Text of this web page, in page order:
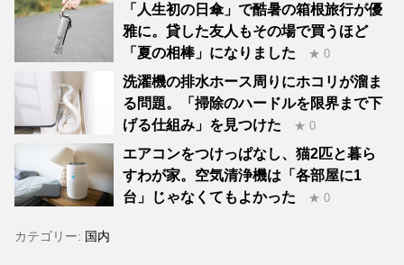
「人生初の日傘」で酷暑の箱根旅行が優
雅に。貸した友人もその場で買うほど
「夏の相棒」になりました
★ 0
洗濯機の排水ホース周りにホコリが溜ま
る問題。「掃除のハードルを限界まで下
げる仕組み」を見つけた
★ 0
エアコンをつけっぱなし、猫2匹と暮ら
すわが家。空気清浄機は「各部屋に1
台」じゃなくてもよかった
★ 0
カテゴリー: 国内